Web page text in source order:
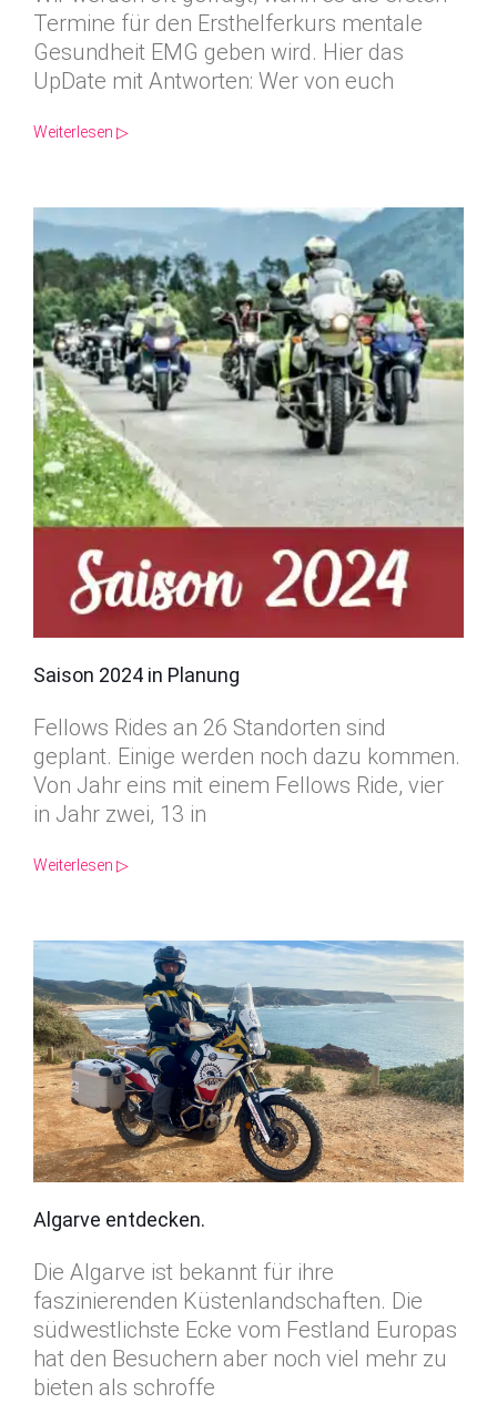
Termine für den Ersthelferkurs mentale
Gesundheit EMG geben wird. Hier das
UpDate mit Antworten: Wer von euch
Weiterlesen ▷
Saison 2024 in Planung
Fellows Rides an 26 Standorten sind
geplant. Einige werden noch dazu kommen.
Von Jahr eins mit einem Fellows Ride, vier
in Jahr zwei, 13 in
Weiterlesen ▷
Algarve entdecken.
Die Algarve ist bekannt für ihre
faszinierenden Küstenlandschaften. Die
südwestlichste Ecke vom Festland Europas
hat den Besuchern aber noch viel mehr zu
bieten als schroffe